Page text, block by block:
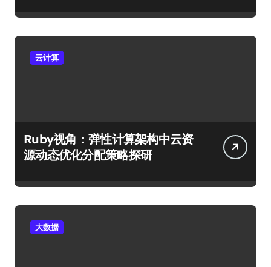
云计算
Ruby视角：弹性计算架构中云资
源动态优化分配策略探研
大数据